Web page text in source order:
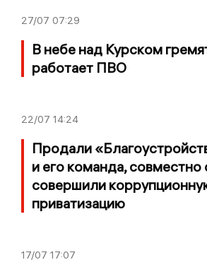
27/07 07:29
В небе над Курском
работает ПВО
22/07 14:24
Продали
и его команда,
совершили
приватизацию
17/07 17:07